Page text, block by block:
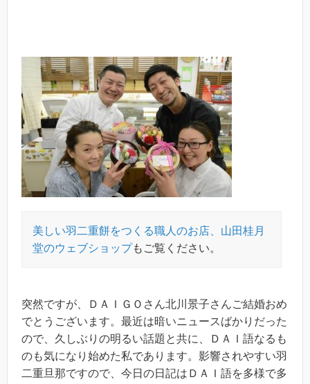
美しい羽二重餅をつくる職人のお店、山田桂月
堂のウェブショップもご覧ください。
突然ですが、ＤＡＩＧＯさん北川景子さんご結婚おめ
でとうございます。最近は暗いニュースばかりだった
ので、久しぶりの明るい話題と共に、ＤＡＩ語なるも
のも気になり始めた私であります。影響されやすい羽
二重旦那ですので、今日の日記はＤＡＩ語を多様で多